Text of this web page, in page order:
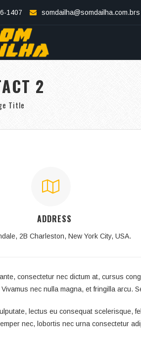
1407 somdailha@somdailha.com.brs
2
Title
ADDRESS
2B Charleston, New York City, USA.
consectetur nec dictum at, cursus
nec nulla magna, et fringilla arcu.
lectus eu consequat scelerisque,
nec, lobortis nec urna consectetur